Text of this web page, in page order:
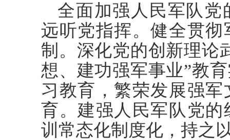
全面加强人民军队
远听党指挥。健全贯
制。深化党的创新理论
想、建功强军事业”教
习教育，繁荣发展强
育。建强人民军队党
训常态化制度化，持之